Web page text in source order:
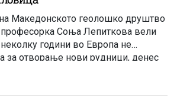
на Македонското геолошко друштво
професорка Соња Лепиткова вели
години во Европа не
за отворање нови рудници, денес
сменета и листата на